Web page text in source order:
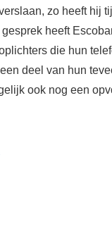
zo heeft hij
heeft
die hun
deel van hun
ook nog een